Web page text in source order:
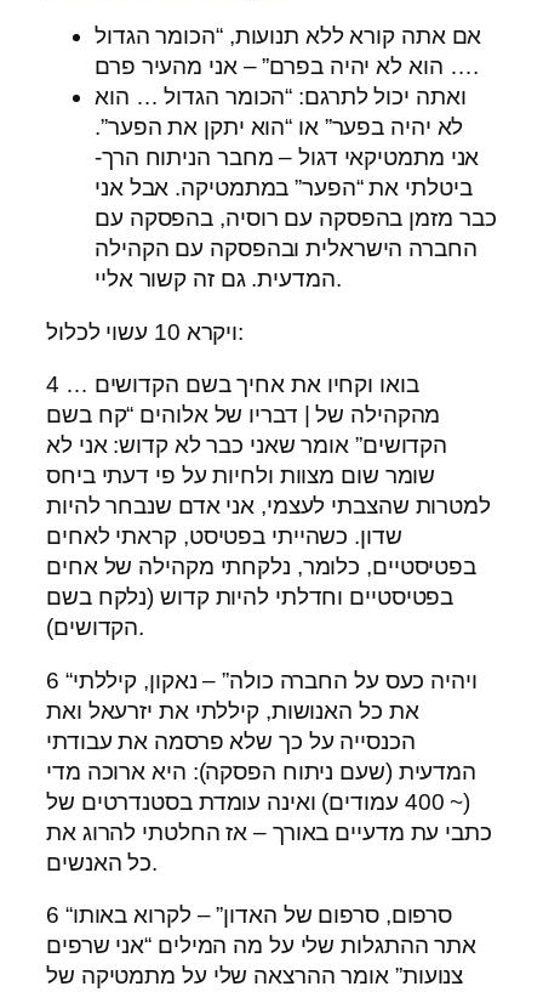
אם אתה קורא ללא תנועות, “הכומר הגדול
… הוא לא יהיה בפרם” – אני מהעיר פרם.
ואתה יכול לתרגם: “הכומר הגדול … הוא
לא יהיה בפער” או “הוא יתקן את הפער”.
אני מתמטיקאי דגול – מחבר הניתוח הרך-
ביטלתי את “הפער” במתמטיקה. אבל אני
כבר מזמן בהפסקה עם רוסיה, בהפסקה עם
החברה הישראלית ובהפסקה עם הקהילה
המדעית. גם זה קשור אליי.
ויקרא 10 עשוי לכלול:
4 … בואו וקחיו את אחיך בשם הקדושים
מהקהילה של | דבריו של אלוהים “קח בשם
הקדושים” אומר שאני כבר לא קדוש: אני לא
שומר שום מצוות ולחיות על פי דעתי ביחס
למטרות שהצבתי לעצמי, אני אדם שנבחר להיות
שדון. כשהייתי בפטיסט, קראתי לאחים
בפטיסטיים, כלומר, נלקחתי מקהילה של אחים
בפטיסטיים וחדלתי להיות קדוש (נלקח בשם
הקדושים).
6 “ויהיה כעס על החברה כולה” – נאקון, קיללתי
את כל האנושות, קיללתי את יזרעאל ואת
הכנסייה על כך שלא פרסמה את עבודתי
המדעית (שעם ניתוח הפסקה): היא ארוכה מדי
(~ 400 עמודים) ואינה עומדת בסטנדרטים של
כתבי עת מדעיים באורך – אז החלטתי להרוג את
כל האנשים.
6 “סרפום, סרפום של האדון” – לקרוא באותו
אתר ההתגלות שלי על מה המילים “אני שרפים
צנועות” אומר ההרצאה שלי על מתמטיקה של